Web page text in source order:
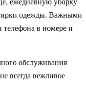
одежды. Важными
телефона в номере и
обслуживания
всегда вежливое